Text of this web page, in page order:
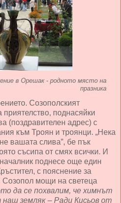
в Орешак - родното място на
празника
Созополският
приятелство, поднасяйки
(поздравителен адрес) с
към Троян и троянци. „Нека
вашата слива”, бе пък
съсипа от смях всички. И
поднесе още един
с пояснение за
Созопол мощи на светеца
да се похвалим, че химнът
земляк – Ради Кисьов от